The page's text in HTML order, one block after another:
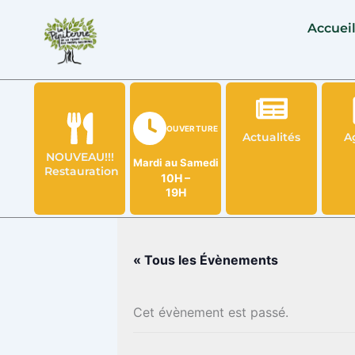
Accueil
NOUVEAU!!!
Restauration
OUVERTURE
Mardi au Samedi
10H –
19H
Actualités
« Tous les Évènements
Cet évènement est passé.